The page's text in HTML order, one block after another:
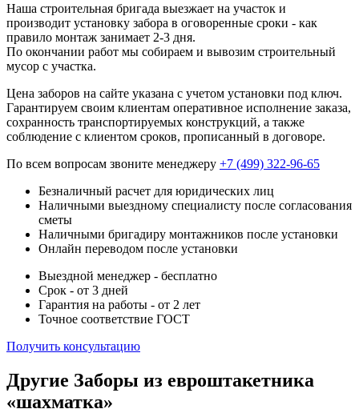
Наша строительная бригада выезжает на участок и
производит установку забора в оговоренные сроки - как
правило монтаж занимает 2-3 дня.
По окончании работ мы собираем и вывозим строительный
мусор с участка.
Цена заборов на сайте указана с учетом установки под ключ.
Гарантируем своим клиентам оперативное исполнение заказа,
сохранность транспортируемых конструкций, а также
соблюдение с клиентом сроков, прописанный в договоре.
По всем вопросам звоните менеджеру +7 (499) 322-96-65
Безналичный расчет для юридических лиц
Наличными выездному специалисту после согласования
сметы
Наличными бригадиру монтажников после установки
Онлайн переводом после установки
Выездной менеджер - бесплатно
Срок - от 3 дней
Гарантия на работы - от 2 лет
Точное соответствие ГОСТ
Получить консультацию
Другие Заборы из евроштакетника
«шахматка»